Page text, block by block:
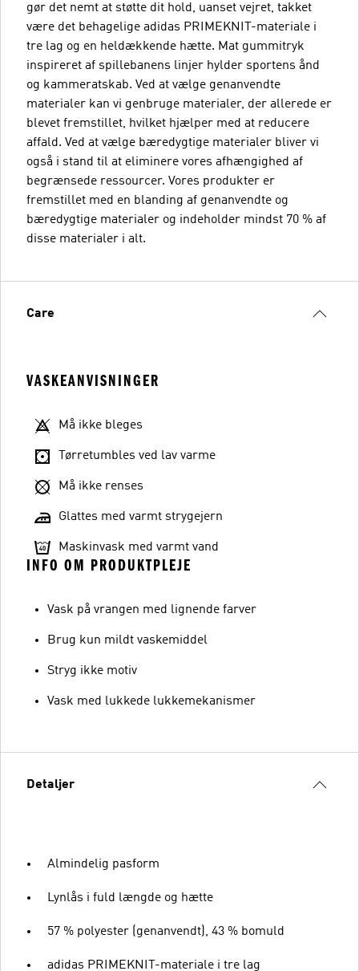
gør det nemt at støtte dit hold, uanset vejret, takket
være det behagelige adidas PRIMEKNIT-materiale i
tre lag og en heldækkende hætte. Mat gummitryk
inspireret af spillebanens linjer hylder sportens ånd
og kammeratskab. Ved at vælge genanvendte
materialer kan vi genbruge materialer, der allerede er
blevet fremstillet, hvilket hjælper med at reducere
affald. Ved at vælge bæredygtige materialer bliver vi
også i stand til at eliminere vores afhængighed af
begrænsede ressourcer. Vores produkter er
fremstillet med en blanding af genanvendte og
bæredygtige materialer og indeholder mindst 70 % af
disse materialer i alt.
Care
VASKEANVISNINGER
Må ikke bleges
Tørretumbles ved lav varme
Må ikke renses
Glattes med varmt strygejern
Maskinvask med varmt vand
INFO OM PRODUKTPLEJE
Vask på vrangen med lignende farver
Brug kun mildt vaskemiddel
Stryg ikke motiv
Vask med lukkede lukkemekanismer
Detaljer
Almindelig pasform
Lynlås i fuld længde og hætte
57 % polyester (genanvendt), 43 % bomuld
adidas PRIMEKNIT-materiale i tre lag